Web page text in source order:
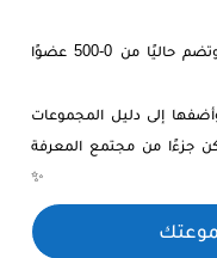
تم نشر هذه المجموعة بتاريخ 19/05/2023 وتضم حاليًا من 0-500 عضوًا
إلى دليل المجموعات
جزءًا من مجتمع المعرفة
✨